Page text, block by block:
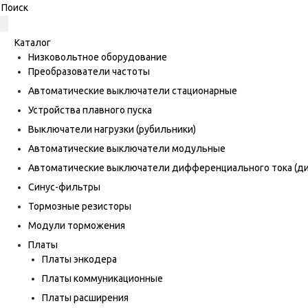
Каталог
Низковольтное оборудование
Преобразователи частоты
Автоматические выключатели стационарные
Устройства плавного пуска
Выключатели нагрузки (рубильники)
Автоматические выключатели модульные
Автоматические выключатели дифференциального тока
Синус-фильтры
Тормозные резисторы
Модули торможения
Платы
Платы энкодера
Платы коммуникационные
Платы расширения